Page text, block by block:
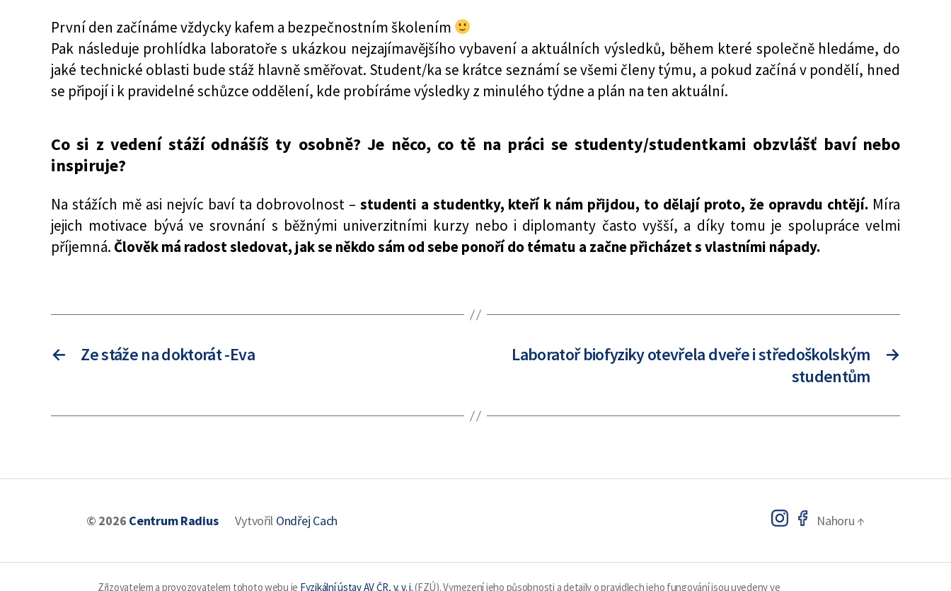
První den začínáme vždycky kafem a bezpečnostním školením
Pak následuje prohlídka laboratoře s ukázkou nejzajímavějšího vybavení a aktuálních výsledků, během které společně hledáme, do
jaké technické oblasti bude stáž hlavně směřovat. Student/ka se krátce seznámí se všemi členy týmu, a pokud začíná v pondělí, hned
se připojí i k pravidelné schůzce oddělení, kde probíráme výsledky z minulého týdne a plán na ten aktuální.
Co si z vedení stáží odnášíš ty osobně? Je něco, co tě na práci se studenty/studentkami obzvlášť baví nebo
inspiruje?
Na stážích mě asi nejvíc baví ta dobrovolnost – studenti a studentky, kteří k nám přijdou, to dělají proto, že opravdu chtějí. Míra
jejich motivace bývá ve srovnání s běžnými univerzitními kurzy nebo i diplomanty často vyšší, a díky tomu je spolupráce velmi
příjemná. Člověk má radost sledovat, jak se někdo sám od sebe ponoří do tématu a začne přicházet s vlastními nápady.
← Ze stáže na doktorát -Eva →
Laboratoř biofyziky otevřela dveře i středoškolským
studentům
© 2026 Centrum Radius Vytvořil Ondřej Cach Nahoru ↑
Zřizovatelem a provozovatelem tohoto webu je Fyzikální ústav AV ČR, v. v. i.(FZÚ). Vymezení jeho působnosti a detaily o pravidlech jeho fungování jsou uvedeny ve